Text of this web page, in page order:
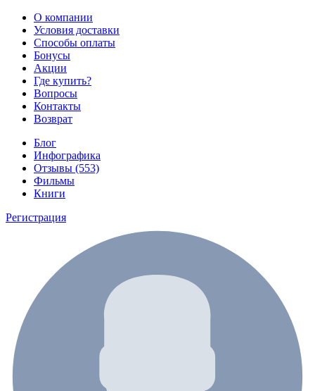
О компании
Условия доставки
Способы оплаты
Бонусы
Акции
Где купить?
Вопросы
Контакты
Возврат
Блог
Инфографика
Отзывы (553)
Фильмы
Книги
Регистрация